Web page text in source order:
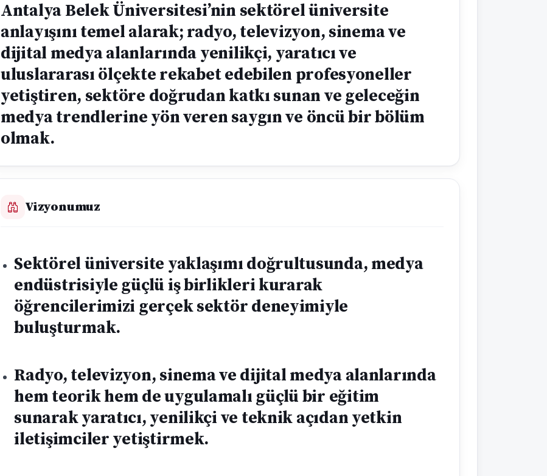
Antalya Belek Üniversitesi’nin sektörel üniversite
anlayışını temel alarak; radyo, televizyon, sinema ve
dijital medya alanlarında yenilikçi, yaratıcı ve
uluslararası ölçekte rekabet edebilen profesyoneller
yetiştiren, sektöre doğrudan katkı sunan ve geleceğin
medya trendlerine yön veren saygın ve öncü bir bölüm
olmak.
Vizyonumuz
Sektörel üniversite yaklaşımı doğrultusunda, medya
endüstrisiyle güçlü iş birlikleri kurarak
öğrencilerimizi gerçek sektör deneyimiyle
buluşturmak.
Radyo, televizyon, sinema ve dijital medya alanlarında
hem teorik hem de uygulamalı güçlü bir eğitim
sunarak yaratıcı, yenilikçi ve teknik açıdan yetkin
iletişimciler yetiştirmek.